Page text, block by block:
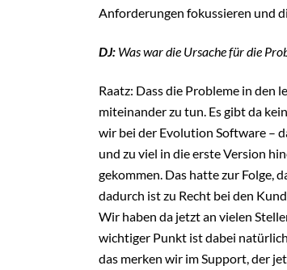
Anforderungen fokussieren und
DJ: Was war die Ursache für die
Raatz: Dass die Probleme in
miteinander zu tun. Es gibt da
wir bei der Evolution Software –
und zu viel in die erste Version
gekommen. Das hatte zur Folge,
dadurch ist zu Recht bei den
Wir haben da jetzt an vielen
wichtiger Punkt ist dabei
das merken wir im Support, der